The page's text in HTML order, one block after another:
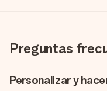
Preguntas
Personalizar y